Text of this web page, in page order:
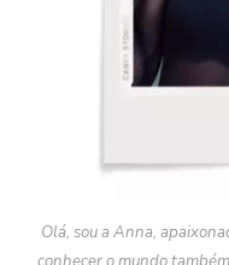
Olá, sou a Anna,